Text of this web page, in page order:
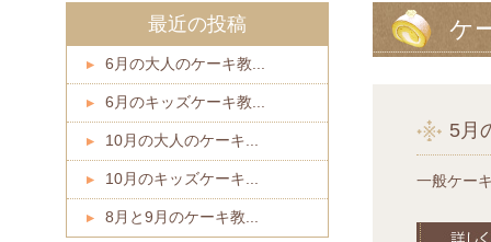
ケ
5月
一般ケー
最近の投稿
6月の大人のケーキ教...
6月のキッズケーキ教...
10月の大人のケーキ...
10月のキッズケーキ...
8月と9月のケーキ教...